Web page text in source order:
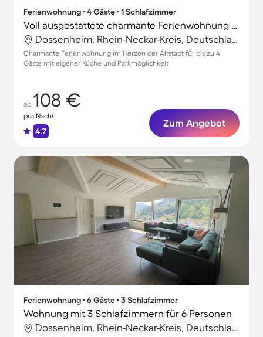
Ferienwohnung ∙ 4 Gäste ∙ 1 Schlafzimmer
Voll ausgestattete charmante Ferienwohnung mit Terrasse | Heidelberger Schloss in der Nähe | Naturblick
Dossenheim, Rhein-Neckar-Kreis, Deutschland
Charmante Ferienwohnung im Herzen der Altstadt für bis zu 4
Gäste mit eigener Küche und Parkmöglichkeit
ab 108 €
pro Nacht
4.7
Zum Angebot
Ferienwohnung ∙ 6 Gäste ∙ 3 Schlafzimmer
Wohnung mit 3 Schlafzimmern für 6 Personen
Dossenheim, Rhein-Neckar-Kreis, Deutschland